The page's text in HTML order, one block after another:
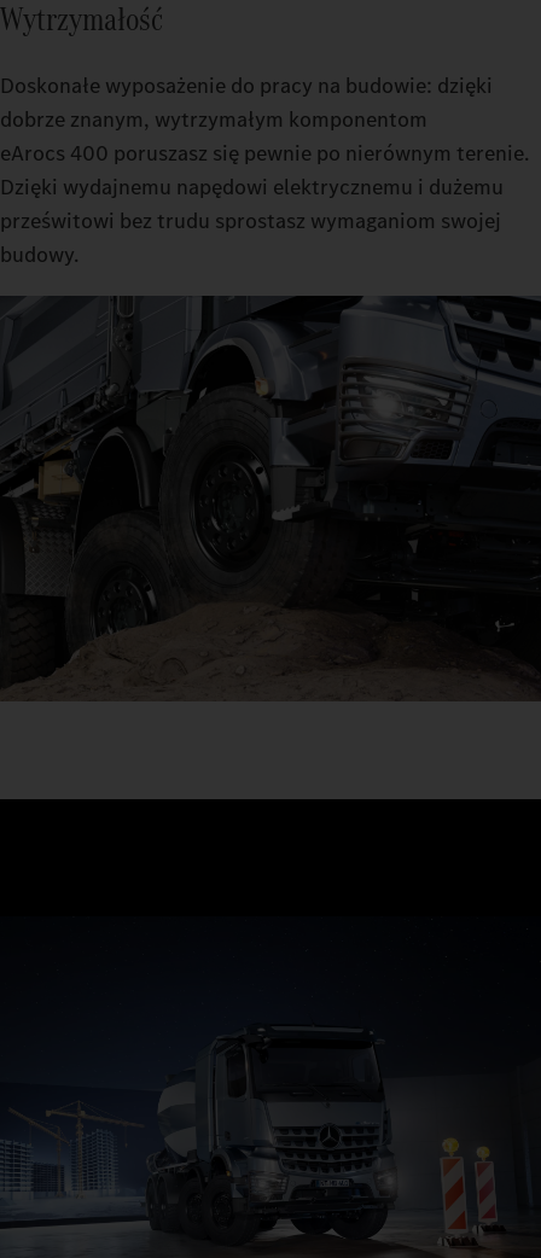
Wytrzymałość
Doskonałe wyposażenie do pracy na budowie: dzięki
dobrze znanym, wytrzymałym komponentom
eArocs 400 poruszasz się pewnie po nierównym terenie.
Dzięki wydajnemu napędowi elektrycznemu i dużemu
prześwitowi bez trudu sprostasz wymaganiom swojej
budowy.